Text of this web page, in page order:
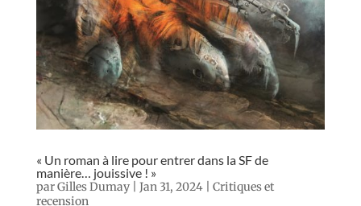
« Un roman à lire pour entrer dans la SF de
manière… jouissive ! »
parGilles Dumay| Jan 31, 2024| Critiques et
recension